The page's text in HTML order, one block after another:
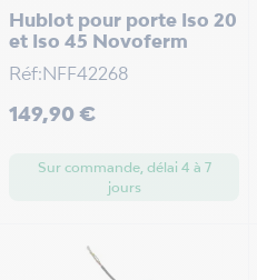
Hublot pour porte Iso 20
et Iso 45 Novoferm
Réf:NFF42268
Prix
149,90 €
Sur commande, délai 4 à 7
jours